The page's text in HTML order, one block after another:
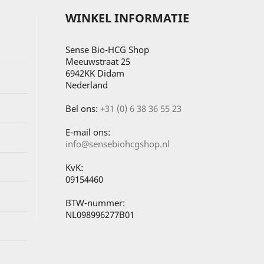
WINKEL INFORMATIE
Sense Bio-HCG Shop
Meeuwstraat 25
6942KK Didam
Nederland
Bel ons: +31 (0) 6 38 36 55 23
E-mail ons:
info@sensebiohcgshop.nl
KvK:
09154460
BTW-nummer:
NL098996277B01